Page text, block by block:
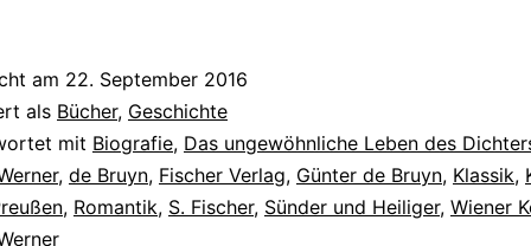
am 22. September 2016
als Bücher, Geschichte
mit Biografie, Das ungewöhnliche Leben des
, de Bruyn, Fischer Verlag, Günter de Bruyn, Klassik,
, Romantik, S. Fischer, Sünder und Heiliger, Wiener